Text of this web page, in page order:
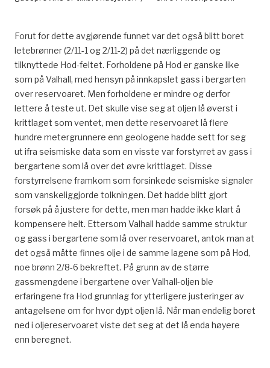
Forut for dette avgjørende funnet var det også blitt boret
letebrønner (2/11-1 og 2/11-2) på det nærliggende og
tilknyttede Hod-feltet. Forholdene på Hod er ganske like
som på Valhall, med hensyn på innkapslet gass i bergarten
over reservoaret. Men forholdene er mindre og derfor
lettere å teste ut. Det skulle vise seg at oljen lå øverst i
krittlaget som ventet, men dette reservoaret lå flere
hundre metergrunnere enn geologene hadde sett for seg
ut ifra seismiske data som en visste var forstyrret av gass i
bergartene som lå over det øvre krittlaget. Disse
forstyrrelsene framkom som forsinkede seismiske signaler
som vanskeliggjorde tolkningen. Det hadde blitt gjort
forsøk på å justere for dette, men man hadde ikke klart å
kompensere helt. Ettersom Valhall hadde samme struktur
og gass i bergartene som lå over reservoaret, antok man at
det også måtte finnes olje i de samme lagene som på Hod,
noe brønn 2/8-6 bekreftet. På grunn av de større
gassmengdene i bergartene over Valhall-oljen ble
erfaringene fra Hod grunnlag for ytterligere justeringer av
antagelsene om for hvor dypt oljen lå. Når man endelig boret
ned i oljereservoaret viste det seg at det lå enda høyere
enn beregnet.